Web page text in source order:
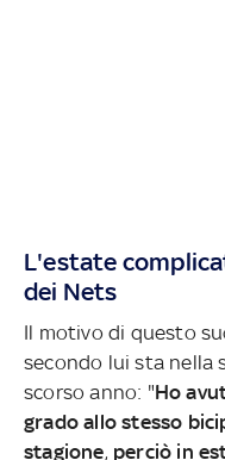
L'estate
dei Nets
Il motivo di questo
secondo lui sta
scorso anno: "Ho
grado allo stesso
stagione, perciò in